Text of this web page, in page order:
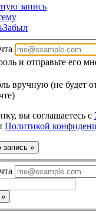
запись
Забыл
и отправьте его
вручную (не будет
вы соглашаетесь с
Политикой
запись »